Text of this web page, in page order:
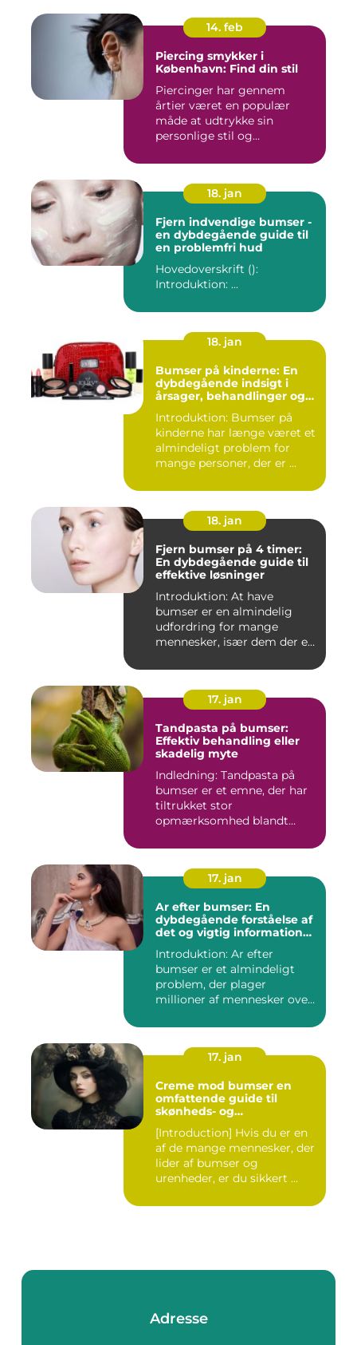
14. feb
Piercing smykker i
København: Find din stil
Piercinger har gennem
årtier været en populær
måde at udtrykke sin
personlige stil og
18. jan
Fjern indvendige bumser -
en dybdegående guide til
en problemfri hud
Hovedoverskrift ():
Introduktion: ...
18. jan
Bumser på kinderne: En
dybdegående indsigt i
årsager, behandlinger og
Introduktion: Bumser på
kinderne har længe været et
almindeligt problem for
mange personer, der er ...
18. jan
Fjern bumser på 4 timer:
En dybdegående guide til
effektive løsninger
Introduktion: At have
bumser er en almindelig
udfordring for mange
mennesker, især dem der er
17. jan
Tandpasta på bumser:
Effektiv behandling eller
skadelig myte
Indledning: Tandpasta på
bumser er et emne, der har
tiltrukket stor
opmærksomhed blandt
17. jan
Ar efter bumser: En
dybdegående forståelse af
det og vigtig information
Introduktion: Ar efter
bumser er et almindeligt
problem, der plager
millioner af mennesker over
17. jan
Creme mod bumser en
omfattende guide til
skønheds- og
[Introduction] Hvis du er en
af de mange mennesker, der
lider af bumser og
urenheder, er du sikkert ...
Adresse